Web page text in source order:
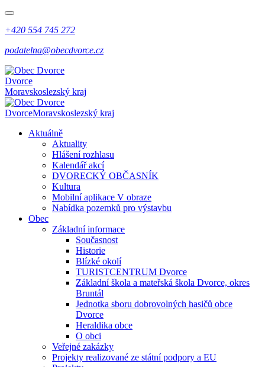
+420 554 745 272
podatelna@obecdvorce.cz
Dvorce
Moravskoslezský kraj
DvorceMoravskoslezský kraj
Aktuálně
Aktuality
Hlášení rozhlasu
Kalendář akcí
DVORECKÝ OBČASNÍK
Kultura
Mobilní aplikace V obraze
Nabídka pozemků pro výstavbu
Obec
Základní informace
Současnost
Historie
Blízké okolí
TURISTCENTRUM Dvorce
Základní škola a mateřská škola Dvorce, okres
Bruntál
Jednotka sboru dobrovolných hasičů obce
Dvorce
Heraldika obce
O obci
Veřejné zakázky
Projekty realizované ze státní podpory a EU